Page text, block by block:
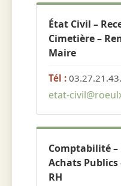
État Civil –
Cimetière –
Maire
Tél :
etat-
Comptabilité
Achats Publics
RH